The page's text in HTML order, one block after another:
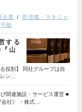
企業
管理職・マネジャ
能
する
山
役割】 同社グループは自
ン…
関連施設・サービス運営 ■
社》 ・株式…